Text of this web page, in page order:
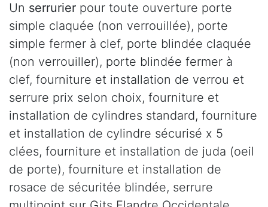
Un serrurier pour toute ouverture porte
simple claquée (non verrouillée), porte
simple fermer à clef, porte blindée claquée
(non verrouiller), porte blindée fermer à
clef, fourniture et installation de verrou et
serrure prix selon choix, fourniture et
installation de cylindres standard, fourniture
et installation de cylindre sécurisé x 5
clées, fourniture et installation de juda (oeil
de porte), fourniture et installation de
rosace de sécuritée blindée, serrure